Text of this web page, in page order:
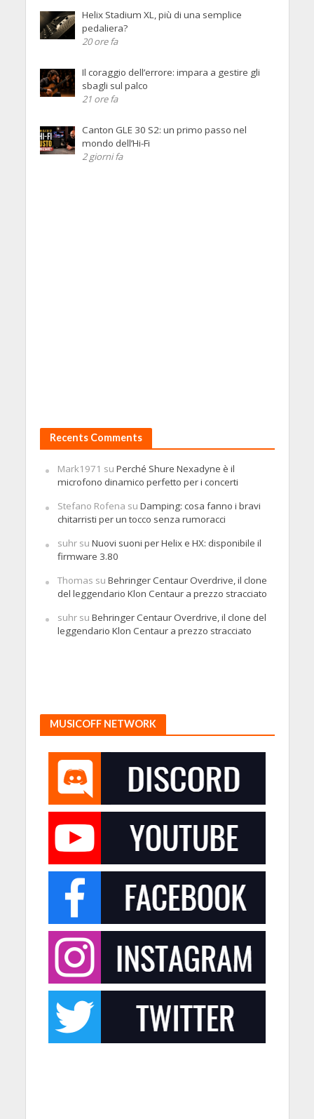
Helix Stadium XL, più di una semplice
pedaliera?
20 ore fa
Il coraggio dell’errore: impara a gestire gli
sbagli sul palco
21 ore fa
Canton GLE 30 S2: un primo passo nel
mondo dell’Hi-Fi
2 giorni fa
Recents Comments
Mark1971 su Perché Shure Nexadyne è il
microfono dinamico perfetto per i concerti
Stefano Rofena su Damping: cosa fanno i bravi
chitarristi per un tocco senza rumoracci
suhrsu Nuovi suoni per Helix e HX: disponibile il
firmware 3.80
Thomas su Behringer Centaur Overdrive, il clone
del leggendario Klon Centaur a prezzo stracciato
suhrsu Behringer Centaur Overdrive, il clone del
leggendario Klon Centaur a prezzo stracciato
MUSICOFF NETWORK